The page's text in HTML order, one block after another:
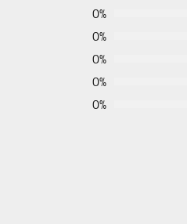
0%
0%
0%
0%
0%